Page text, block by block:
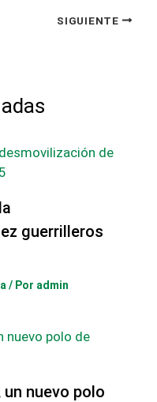
SIGUIENTE
guerrilleros
/ Por admin
nuevo polo